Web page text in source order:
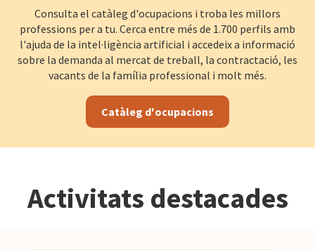
Consulta el catàleg d'ocupacions i troba les millors
professions per a tu. Cerca entre més de 1.700 perfils amb
l'ajuda de la intel·ligència artificial i accedeix a informació
sobre la demanda al mercat de treball, la contractació, les
vacants de la família professional i molt més.
Catàleg d'ocupacions
Activitats destacades